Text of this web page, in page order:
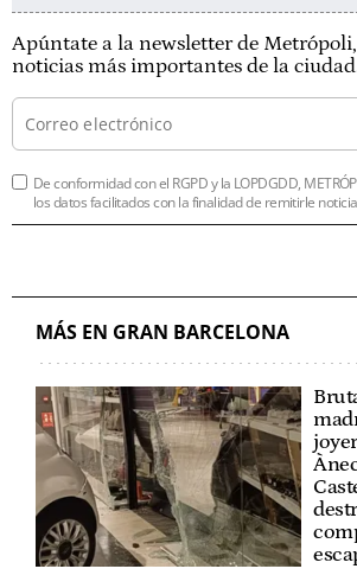
Apúntate a la newsletter de
noticias más importantes de la
De conformidad con el RGPD y la LOPDGDD,
los datos facilitados con la finalidad de remitirle
MÁS EN GRAN BARCELONA